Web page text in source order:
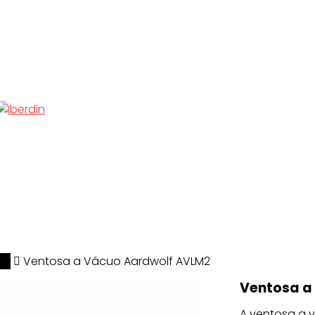
Ventosa a Vácuo Aardwolf AVLM2
Ventosa a